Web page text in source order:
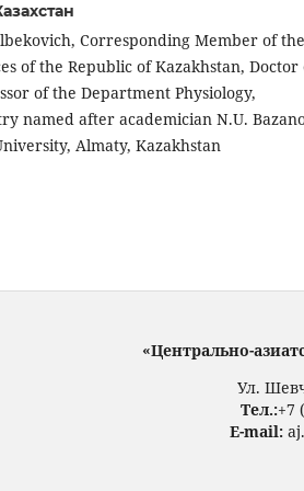
Corresponding Member of the
of the Republic of Kazakhstan, Doctor
of the Department Physiology,
named after academician N.U.
Almaty, Kazakhstan
«Центрально-
Ул.
Тел.:+7
E-mail: